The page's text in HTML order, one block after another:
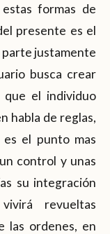
formas de
presente es el
parte justamente
busca crear
que el individuo
habla de reglas,
el punto mas
control y unas
su integración
revueltas
las ordenes, en